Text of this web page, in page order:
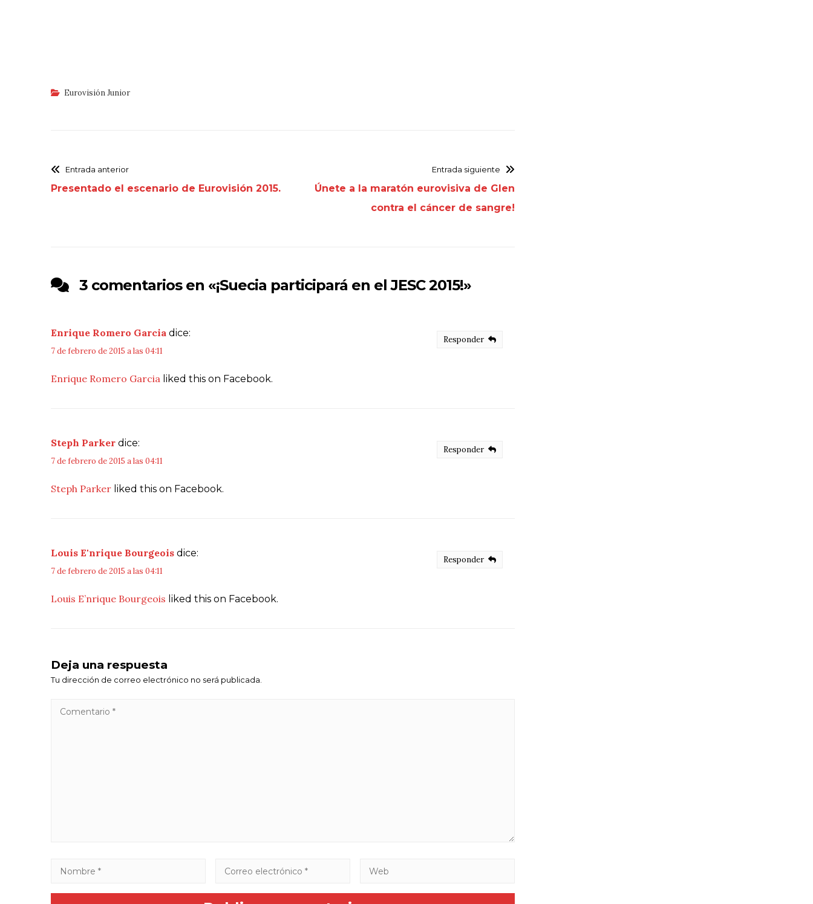
Eurovisión Junior
Entrada anterior
Presentado el escenario de Eurovisión 2015.
Entrada siguiente
Únete a la maratón eurovisiva de Glen
contra el cáncer de sangre!
3 comentarios en «¡Suecia participará en el JESC 2015!»
Enrique Romero Garcia dice:
7 de febrero de 2015 a las 04:11
Enrique Romero Garcia liked this on Facebook.
Responder
Steph Parker dice:
7 de febrero de 2015 a las 04:11
Steph Parker liked this on Facebook.
Responder
Louis E'nrique Bourgeois dice:
7 de febrero de 2015 a las 04:11
Louis E’nrique Bourgeois liked this on Facebook.
Responder
Deja una respuesta
Tu dirección de correo electrónico no será publicada.